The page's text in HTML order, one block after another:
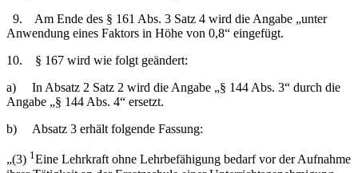
9. Am Ende des § 161 Abs. 3 Satz 4 wird die Angabe „unter
Anwendung eines Faktors in Höhe von 0,8“ eingefügt.
10. § 167 wird wie folgt geändert:
a) In Absatz 2 Satz 2 wird die Angabe „§ 144 Abs. 3“ durch die
Angabe „§ 144 Abs. 4“ ersetzt.
b) Absatz 3 erhält folgende Fassung:
„(3) 1Eine Lehrkraft ohne Lehrbefähigung bedarf vor der Aufnahme